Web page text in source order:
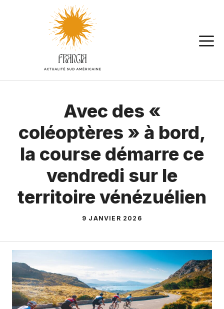
Avec des «
coléoptères » à bord,
la course démarre ce
vendredi sur le
territoire vénézuélien
9 JANVIER 2026